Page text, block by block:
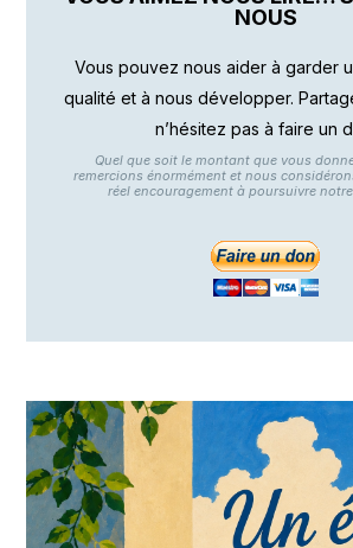
NOUS
Vous pouvez nous aider à garder
qualité et à nous développer.
n’hésitez pas à faire un
Quel que soit le montant que vous
remercions énormément et nous
réel encouragement à poursuivre